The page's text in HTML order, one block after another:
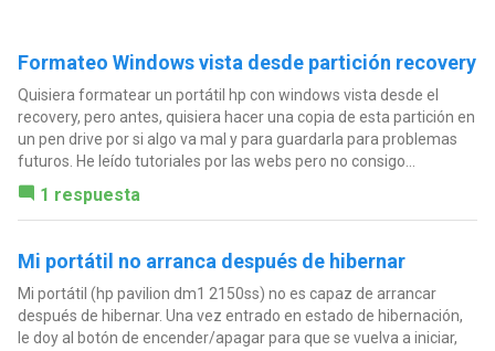
Formateo Windows vista desde partición recovery
Quisiera formatear un portátil hp con windows vista desde el
recovery, pero antes, quisiera hacer una copia de esta partición en
un pen drive por si algo va mal y para guardarla para problemas
futuros. He leído tutoriales por las webs pero no consigo...
1 respuesta
Mi portátil no arranca después de hibernar
Mi portátil (hp pavilion dm1 2150ss) no es capaz de arrancar
después de hibernar. Una vez entrado en estado de hibernación,
le doy al botón de encender/apagar para que se vuelva a iniciar,